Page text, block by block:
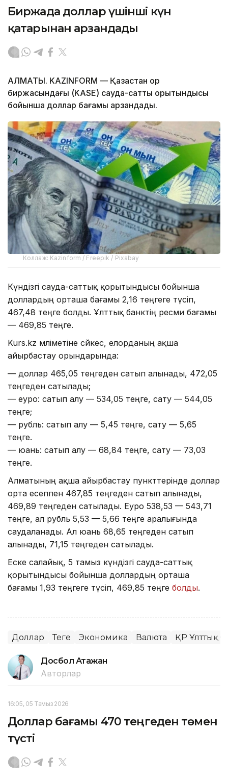
Биржада доллар үшінші күн
қатарынан арзандады
АЛМАТЫ. KAZINFORM — Қазақстан қор
биржасындағы (KASE) сауда-саттық қорытындысы
бойынша доллар бағамы арзандады.
Коллаж: Kazinform / Freepik / Pixabay
Күндізгі сауда-саттық қорытындысы бойынша
доллардың орташа бағамы 2,16 теңгеге түсіп,
467,48 теңге болды. Ұлттық банктің ресми бағамы
— 469,85 теңге.
Kurs.kz мәліметіне сәйкес, елорданың ақша
айырбастау орындарында:
— доллар 465,05 теңгеден сатып алынады, 472,05
теңгеден сатылады;
— еуро: сатып алу — 534,05 теңге, сату — 544,05
теңге;
— рубль: сатып алу — 5,45 теңге, сату — 5,65
теңге.
— юань: сатып алу — 68,84 теңге, сату — 73,03
теңге.
Алматының ақша айырбастау пункттерінде доллар
орта есеппен 467,85 теңгеден сатып алынады,
469,89 теңгеден сатылады. Еуро 538,53 — 543,71
теңге, ал рубль 5,53 — 5,66 теңге аралығында
саудаланады. Ал юань 68,65 теңгеден сатып
алынады, 71,15 теңгеден сатылады.
Еске салайық, 5 тамыз күндізгі сауда-саттық
қорытындысы бойынша доллардың орташа
бағамы 1,93 теңгеге түсіп, 469,85 теңге болды.
Доллар Теңге Экономика Валюта ҚР Ұлттық
Досбол Атажан
Авторлар
16:05, 05 Тамыз 2026
Доллар бағамы 470 теңгеден төмен
түсті